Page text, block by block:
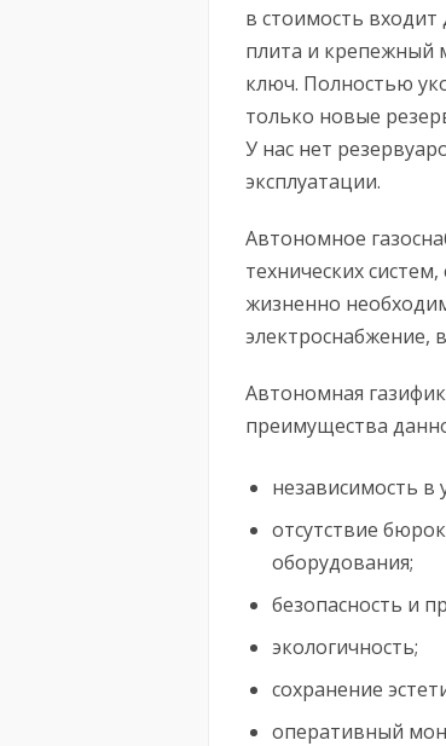
в стоимость входит
плита и крепежный
ключ. Полностью
только новые
У нас нет
эксплуатации.
Автономное
технических
жизненно
электроснабжение,
Автономная
преимущества
независимость в
отсутствие
оборудования;
безопасность и
экологичность;
сохранение
оперативный